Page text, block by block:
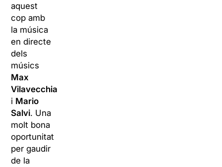
aquest
cop amb
la música
en directe
dels
músics
Max
Vilavecchia
i Mario
Salvi. Una
molt bona
oportunitat
per gaudir
de la